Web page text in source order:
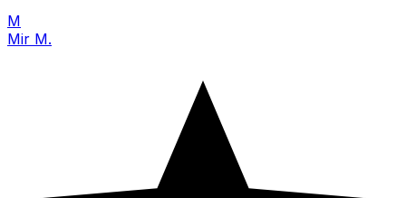
M
Mir M.